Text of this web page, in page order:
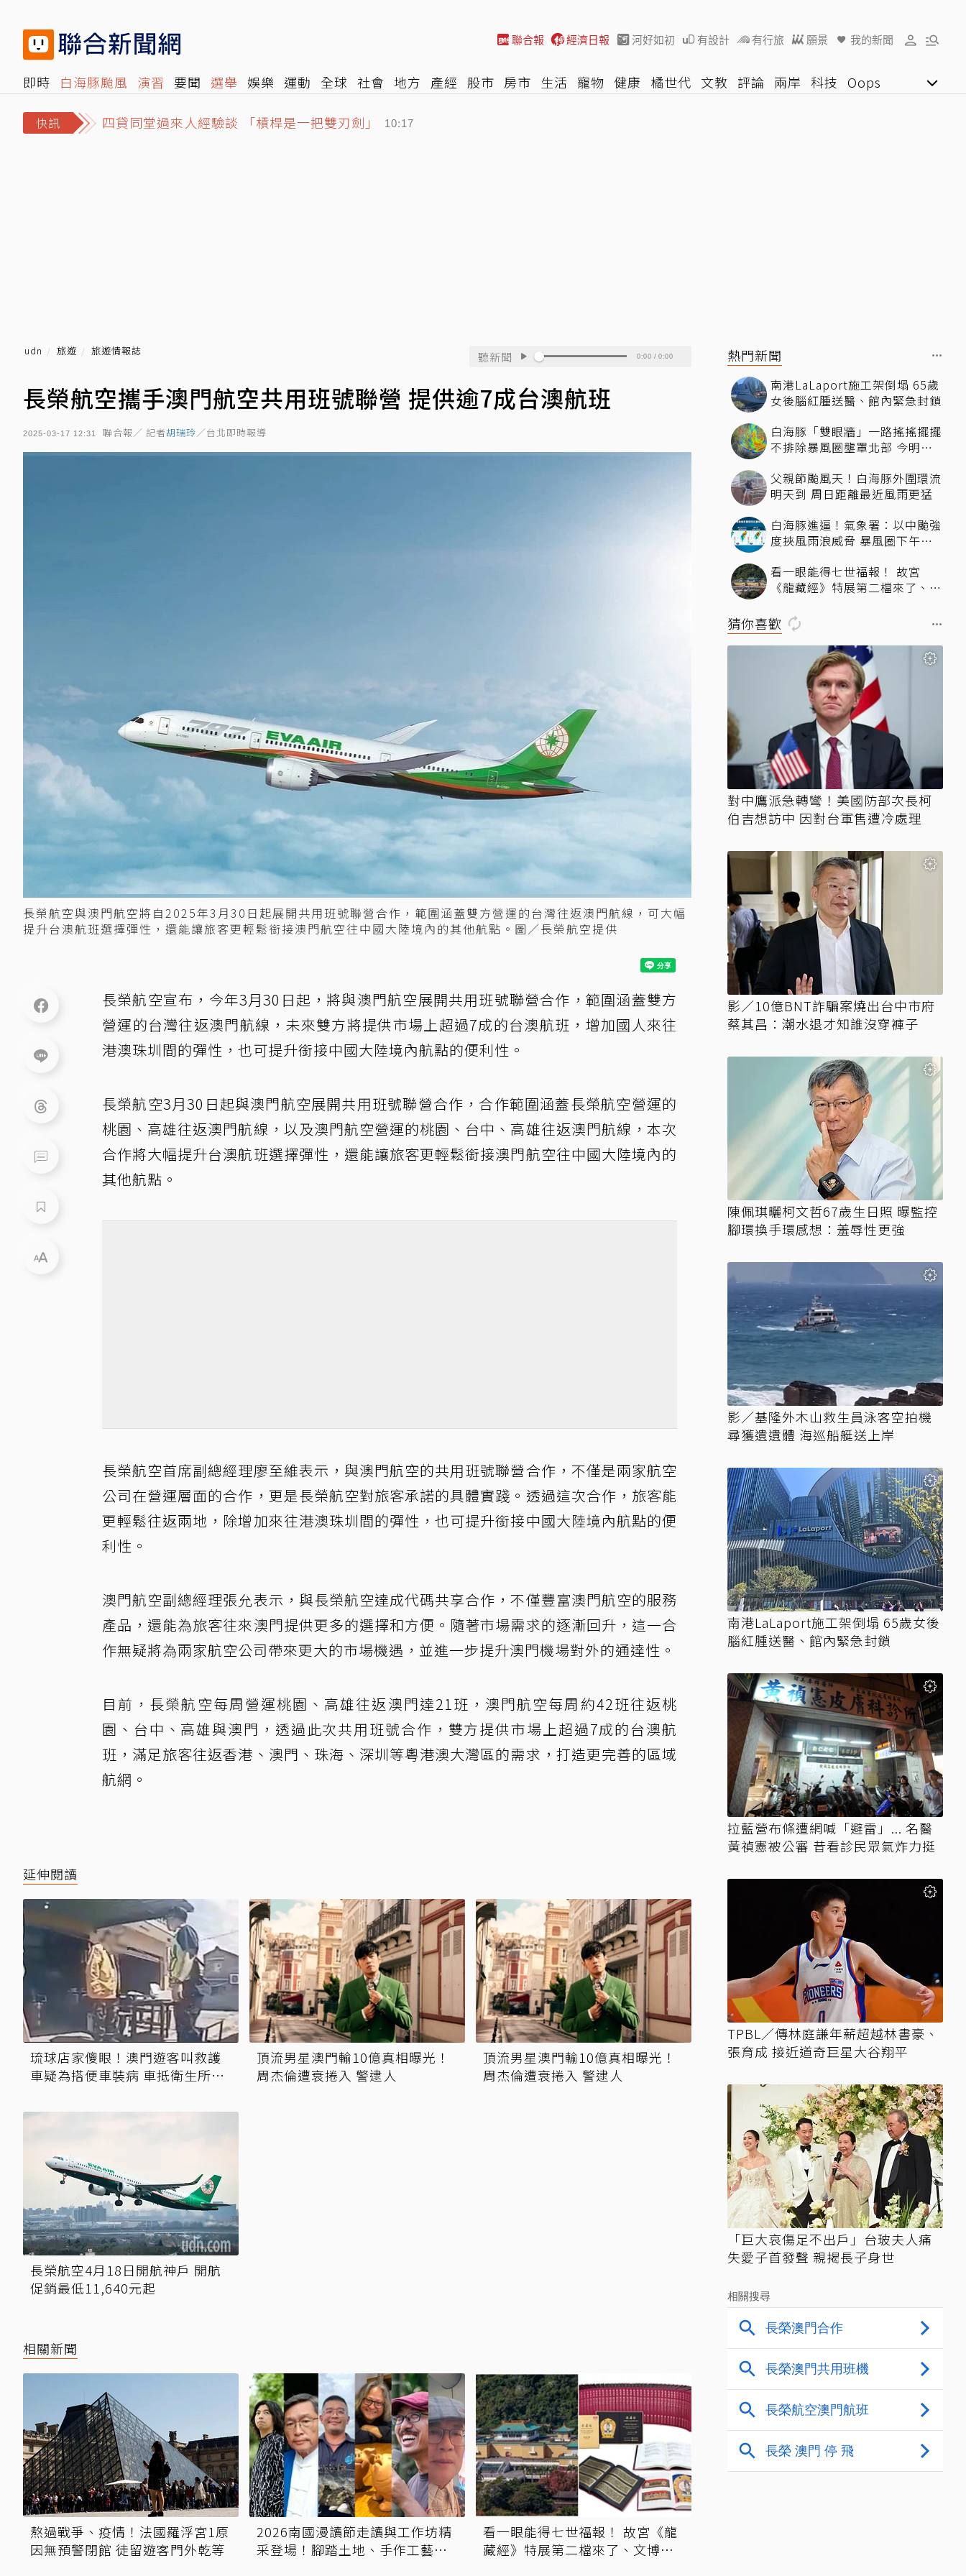
聯合報 經濟日報 河好如初 有設計 有行旅 願景 我的新聞
即時 白海豚颱風 演習 要聞 選舉 娛樂 運動 全球 社會 地方 產經 股市 房市 生活 寵物 健康 橘世代 文教 評論 兩岸 科技 Oops
快訊
四貸同堂過來人經驗談 「槓桿是一把雙刃劍」
高雄光華夜市違停賓士擋下暴衝特斯拉 網讚「救很多人」…車主曝光是他
udn 旅遊 旅遊情報誌 聽新聞 0:00 / 0:00
長榮航空攜手澳門航空共用班號聯營 提供逾7成台澳航班
2025-03-17 12:31 聯合報／ 記者胡瑞玲／台北即時報導
長榮航空與澳門航空將自2025年3月30日起展開共用班號聯營合作，範圍涵蓋雙方營運的台灣往返澳門航線，可大幅
提升台澳航班選擇彈性，還能讓旅客更輕鬆銜接澳門航空往中國大陸境內的其他航點。圖／長榮航空提供
長榮航空宣布，今年3月30日起，將與澳門航空展開共用班號聯營合作，範圍涵蓋雙方
營運的台灣往返澳門航線，未來雙方將提供市場上超過7成的台澳航班，增加國人來往
港澳珠圳間的彈性，也可提升銜接中國大陸境內航點的便利性。
長榮航空3月30日起與澳門航空展開共用班號聯營合作，合作範圍涵蓋長榮航空營運的
桃園、高雄往返澳門航線，以及澳門航空營運的桃園、台中、高雄往返澳門航線，本次
合作將大幅提升台澳航班選擇彈性，還能讓旅客更輕鬆銜接澳門航空往中國大陸境內的
其他航點。
長榮航空首席副總經理廖至維表示，與澳門航空的共用班號聯營合作，不僅是兩家航空
公司在營運層面的合作，更是長榮航空對旅客承諾的具體實踐。透過這次合作，旅客能
更輕鬆往返兩地，除增加來往港澳珠圳間的彈性，也可提升銜接中國大陸境內航點的便
利性。
澳門航空副總經理張允表示，與長榮航空達成代碼共享合作，不僅豐富澳門航空的服務
產品，還能為旅客往來澳門提供更多的選擇和方便。隨著市場需求的逐漸回升，這一合
作無疑將為兩家航空公司帶來更大的市場機遇，並進一步提升澳門機場對外的通達性。
目前，長榮航空每周營運桃園、高雄往返澳門達21班，澳門航空每周約42班往返桃
園、台中、高雄與澳門，透過此次共用班號合作，雙方提供市場上超過7成的台澳航
班，滿足旅客往返香港、澳門、珠海、深圳等粵港澳大灣區的需求，打造更完善的區域
航網。
延伸閱讀
琉球店家傻眼！澳門遊客叫救護
車疑為搭便車裝病 車抵衛生所又
頂流男星澳門輸10億真相曝光！
周杰倫遭衰捲入 警逮人
頂流男星澳門輸10億真相曝光！
周杰倫遭衰捲入 警逮人
長榮航空4月18日開航神戶 開航
促銷最低11,640元起
相關新聞
熬過戰爭、疫情！法國羅浮宮1原
因無預警閉館 徒留遊客門外乾等
2026南國漫讀節走讀與工作坊精
采登場！腳踏土地、手作工藝的
看一眼能得七世福報！ 故宮《龍
藏經》特展第二檔來了、文博會
熱門新聞
南港LaLaport施工架倒塌 65歲
女後腦紅腫送醫、館內緊急封鎖
白海豚「雙眼牆」一路搖搖擺擺
不排除暴風圈壟罩北部 今明最
父親節颱風天！白海豚外圍環流
明天到 周日距離最近風雨更猛
白海豚進逼！氣象署：以中颱強
度挾風雨浪威脅 暴風圈下午影
看一眼能得七世福報！ 故宮
《龍藏經》特展第二檔來了、文
驚：貧窮限制想像
猜你喜歡
對中鷹派急轉彎！美國防部次長柯
伯吉想訪中 因對台軍售遭冷處理
影／10億BNT詐騙案燒出台中市府
蔡其昌：潮水退才知誰沒穿褲子
陳佩琪曬柯文哲67歲生日照 曝監控
腳環換手環感想：羞辱性更強
影／基隆外木山救生員泳客空拍機
尋獲遺遺體 海巡船艇送上岸
南港LaLaport施工架倒塌 65歲女後
腦紅腫送醫、館內緊急封鎖
拉藍營布條遭網喊「避雷」... 名醫
黃禎憲被公審 昔看診民眾氣炸力挺
TPBL／傳林庭謙年薪超越林書豪、
張育成 接近道奇巨星大谷翔平
「巨大哀傷足不出戶」台玻夫人痛
失愛子首發聲 親揭長子身世